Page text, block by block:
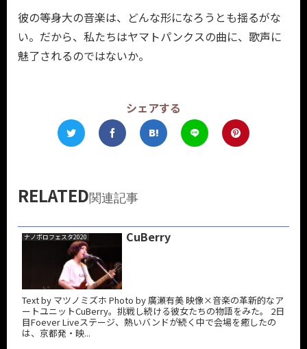
彼の等身大の音楽は、どんな形になろうとも揺るがな
い。だから、私たちはヤマトパンクスの曲に、歌声に
魅了されるのではないか。
シェアする
RELATED関連記事
ナノボロフェスタ2020 CuBerry
Text by マツノミズホ Photo by 廣瀬有美 映像×音楽の革新的なア
ートユニットCuBerry。挑戦し続ける彼女たちの物語をみた。 2日
目Foever Liveステージ、熱いバンドが続く中で会場を癒したの
は、京都発・映...